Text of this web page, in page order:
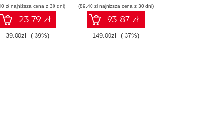
zł najniższa cena z 30 dni)
23.79 zł
39.00zł (-39%)
(89,40 zł najniższa cena z 30 dni)
93.87 zł
149.00zł (-37%)